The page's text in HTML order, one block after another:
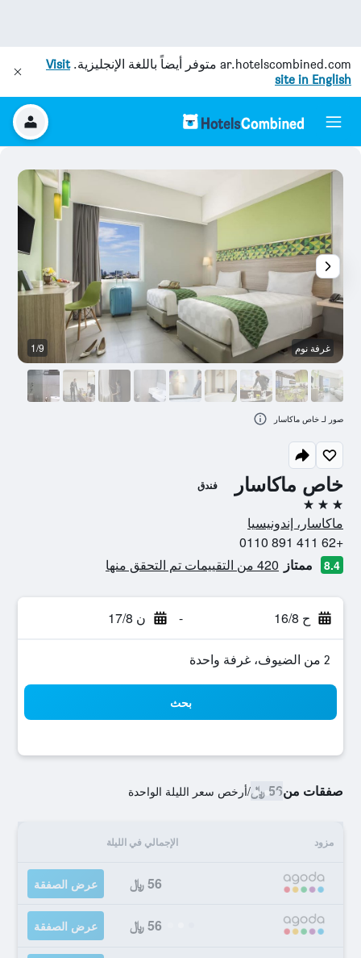
ar.hotelscombined.com متوفر أيضاً باللغة الإنجليزية.Visit
site in English
خاص ماكاسار فندق
3 نجوم
ماكاسار، إندونيسيا
+62 411 891 0110
8.4 ممتاز 420 من التقييمات تم التحقق منها
ح 16/8 - ن 17/8
2 من الضيوف، غرفة واحدة
بحث
صفقات من56 ﷼ /أرخص سعر الليلة الواحدة
مزود الإجمالي في الليلة
56 ﷼ عرض الصفقة
56 ﷼ عرض الصفقة
غرفة نوم 1/9
صور لـ خاص ماكاسار